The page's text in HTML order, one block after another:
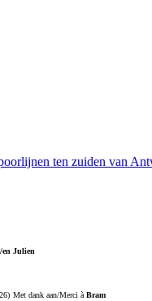
ten zuiden van
en Julien
Met dank aan/Merci à Bram